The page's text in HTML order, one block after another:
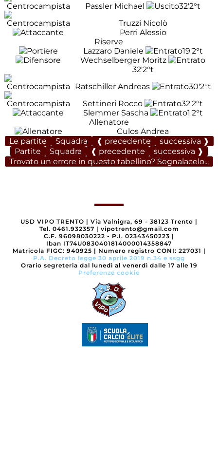
Passler Michael
32'2°t
Truzzi Nicolò
Perri Alessio
Riserve
Lazzaro Daniele
19'2°t
Wechselberger Moritz
32'2°t
Ratschiller Andreas
30'2°t
Settineri Rocco
32'2°t
Slemmer Sascha
1'2°t
Allenatore
Culos Andrea
Le partite
Squadra ❰ precedente
successiva ❱
Partite
Squadra ❰ precedente
successiva ❱
Trovato un errore in questo tabellino? Segnalacelo...
USD VIPO TRENTO | Via Valnigra, 69 - 38123 Trento |
Tel. 0461.932357 | vipotrento@gmail.com
C.F. 96098030222 - P.I. 02343450223 |
Iban IT74U0830401814000014358847
Matricola FIGC: 940925 | Numero registro CONI: 227031 |
P.A. Decreto legge 30 aprile 2019 n.34 e ssgg
Orario segreteria dal lunedì al venerdì dalle 17 alle 19
Preferenze cookie